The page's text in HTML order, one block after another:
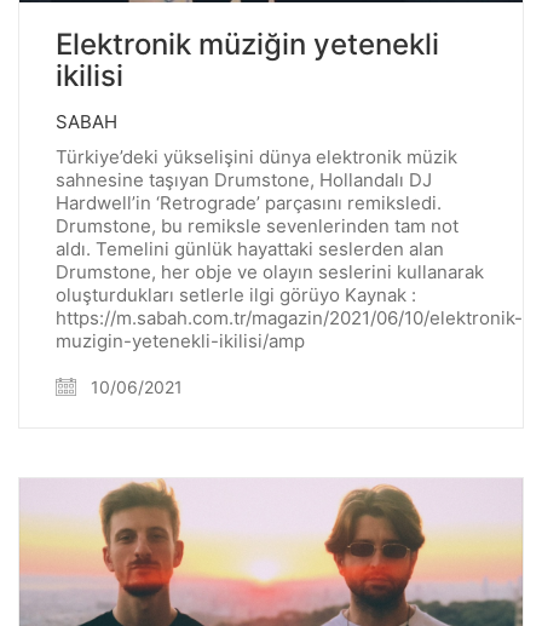
Elektronik müziğin yetenekli
ikilisi
SABAH
Türkiye’deki yükselişini dünya elektronik müzik
sahnesine taşıyan Drumstone, Hollandalı DJ
Hardwell’in ‘Retrograde’ parçasını remiksledi.
Drumstone, bu remiksle sevenlerinden tam not
aldı. Temelini günlük hayattaki seslerden alan
Drumstone, her obje ve olayın seslerini kullanarak
oluşturdukları setlerle ilgi görüyo Kaynak :
https://m.sabah.com.tr/magazin/2021/06/10/elektronik-
muzigin-yetenekli-ikilisi/amp
10/06/2021